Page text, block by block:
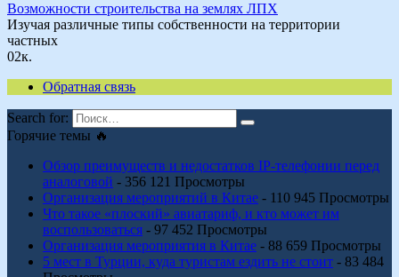
Возможности строительства на землях ЛПХ
Изучая различные типы собственности на территории
частных
02к.
Обратная связь
Search for:
Горячие темы 🔥
Обзор преимуществ и недостатков IP-телефонии перед
аналоговой - 356 121 Просмотры
Организация мероприятий в Китае - 110 945 Просмотры
Что такое «плоский» авиатариф, и кто может им
воспользоваться - 97 452 Просмотры
Организация мероприятия в Китае - 88 659 Просмотры
5 мест в Турции, куда туристам ездить не стоит - 83 484